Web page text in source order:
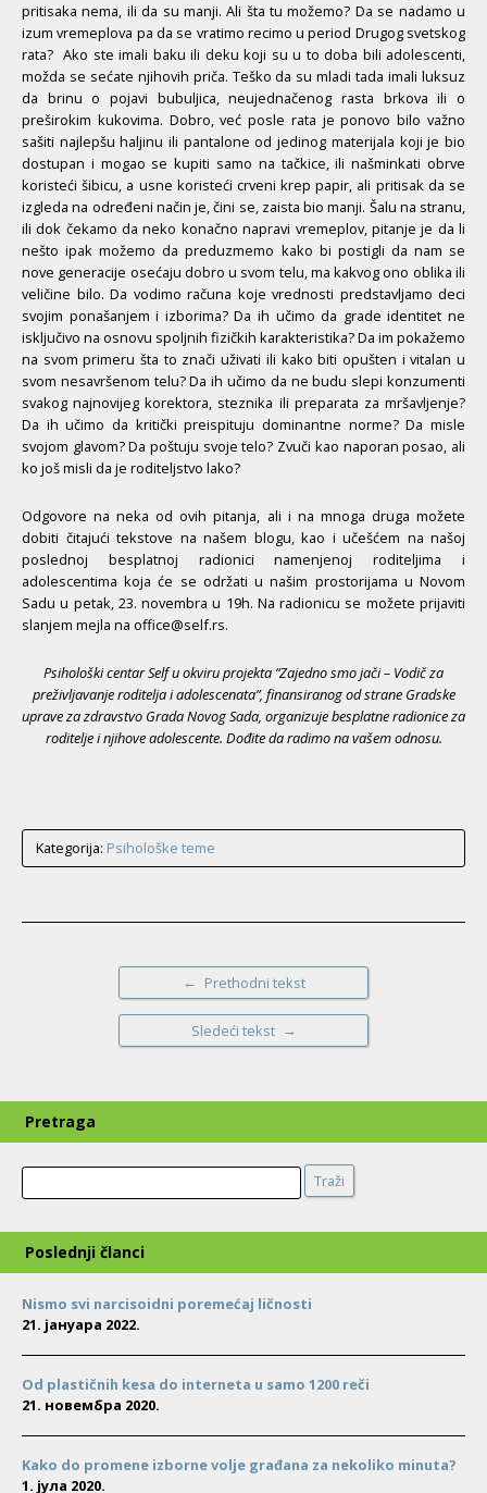
pritisaka nema, ili da su manji. Ali šta tu možemo? Da se nadamo u
izum vremeplova pa da se vratimo recimo u period Drugog svetskog
rata? Ako ste imali baku ili deku koji su u to doba bili adolescenti,
možda se sećate njihovih priča. Teško da su mladi tada imali luksuz
da brinu o pojavi bubuljica, neujednačenog rasta brkova ili o
preširokim kukovima. Dobro, već posle rata je ponovo bilo važno
sašiti najlepšu haljinu ili pantalone od jedinog materijala koji je bio
dostupan i mogao se kupiti samo na tačkice, ili našminkati obrve
koristeći šibicu, a usne koristeći crveni krep papir, ali pritisak da se
izgleda na određeni način je, čini se, zaista bio manji. Šalu na stranu,
ili dok čekamo da neko konačno napravi vremeplov, pitanje je da li
nešto ipak možemo da preduzmemo kako bi postigli da nam se
nove generacije osećaju dobro u svom telu, ma kakvog ono oblika ili
veličine bilo. Da vodimo računa koje vrednosti predstavljamo deci
svojim ponašanjem i izborima? Da ih učimo da grade identitet ne
isključivo na osnovu spoljnih fizičkih karakteristika? Da im pokažemo
na svom primeru šta to znači uživati ili kako biti opušten i vitalan u
svom nesavršenom telu? Da ih učimo da ne budu slepi konzumenti
svakog najnovijeg korektora, steznika ili preparata za mršavljenje?
Da ih učimo da kritički preispituju dominantne norme? Da misle
svojom glavom? Da poštuju svoje telo? Zvuči kao naporan posao, ali
ko još misli da je roditeljstvo lako?
Odgovore na neka od ovih pitanja, ali i na mnoga druga možete
dobiti čitajući tekstove na našem blogu, kao i učešćem na našoj
poslednoj besplatnoj radionici namenjenoj roditeljima i
adolescentima koja će se održati u našim prostorijama u Novom
Sadu u petak, 23. novembra u 19h. Na radionicu se možete prijaviti
slanjem mejla na office@self.rs.
Psihološki centar Self u okviru projekta “Zajedno smo jači – Vodič za
preživljavanje roditelja i adolescenata”, finansiranog od strane Gradske
uprave za zdravstvo Grada Novog Sada, organizuje besplatne radionice za
roditelje i njihove adolescente. Dođite da radimo na vašem odnosu.
Kategorija: Psihološke teme
← Prethodni tekst
Sledeći tekst →
Pretraga
Search Traži
Poslednji članci
Nismo svi narcisoidni poremećaj ličnosti
21. јануара 2022.
Od plastičnih kesa do interneta u samo 1200 reči
21. новембра 2020.
Kako do promene izborne volje građana za nekoliko minuta?
1. јула 2020.